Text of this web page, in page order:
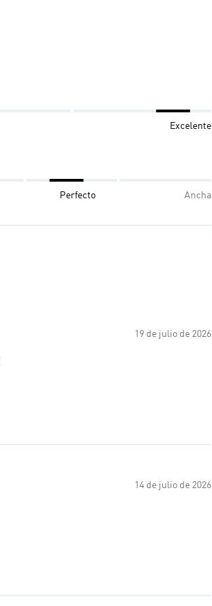
Excelente
Perfecto Ancha
19 de julio de 2026
14 de julio de 2026